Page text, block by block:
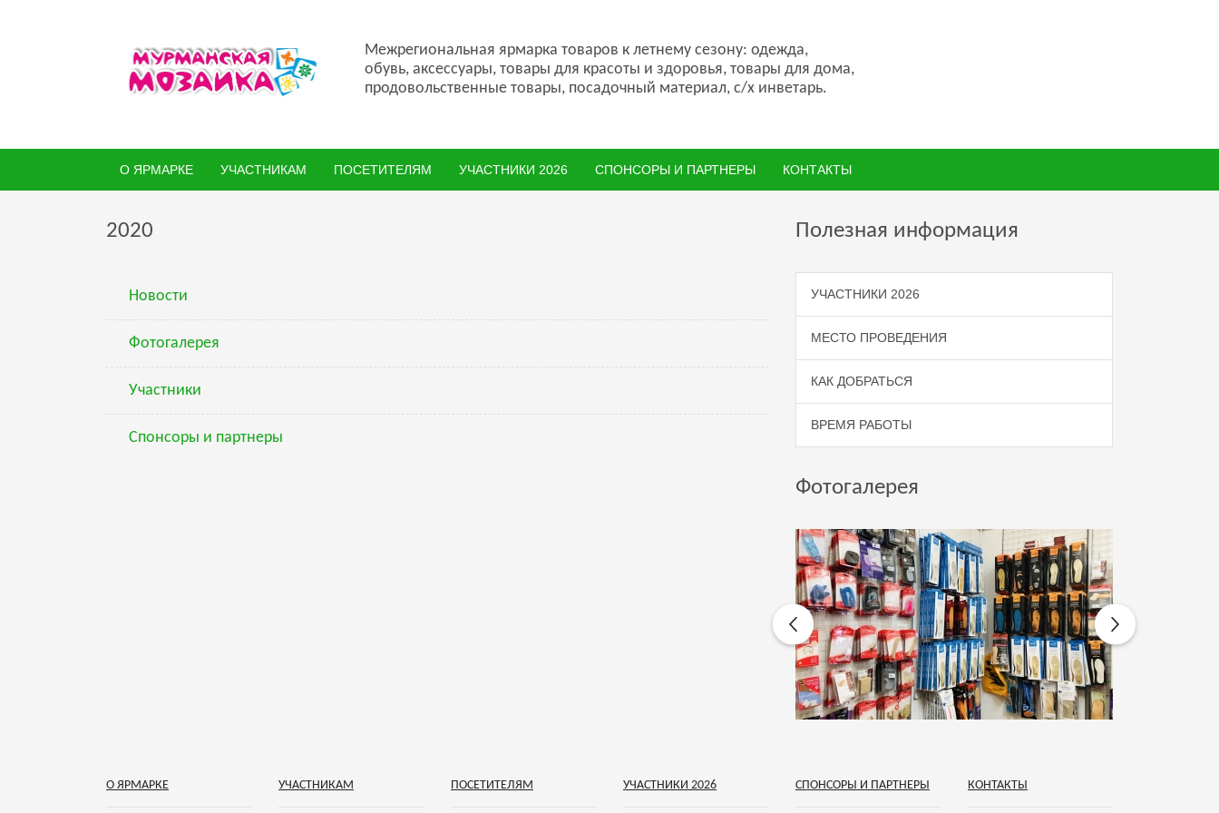
Межрегиональная ярмарка товаров к летнему сезону: одежда,
обувь, аксессуары, товары для красоты и здоровья, товары для дома,
продовольственные товары, посадочный материал, с/х инветарь.
О ЯРМАРКЕ УЧАСТНИКАМ ПОСЕТИТЕЛЯМ УЧАСТНИКИ 2026 СПОНСОРЫ И ПАРТНЕРЫ КОНТАКТЫ
2020
Новости
Фотогалерея
Участники
Спонсоры и партнеры
Полезная информация
УЧАСТНИКИ 2026
МЕСТО ПРОВЕДЕНИЯ
КАК ДОБРАТЬСЯ
ВРЕМЯ РАБОТЫ
Фотогалерея
О ЯРМАРКЕ УЧАСТНИКАМ ПОСЕТИТЕЛЯМ УЧАСТНИКИ 2026 СПОНСОРЫ И ПАРТНЕРЫ КОНТАКТЫ